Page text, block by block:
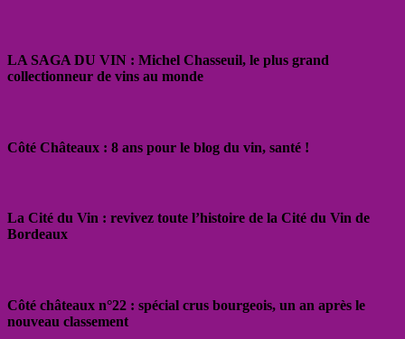
LA SAGA DU VIN : Michel Chasseuil, le plus grand
collectionneur de vins au monde
Côté Châteaux : 8 ans pour le blog du vin, santé !
La Cité du Vin : revivez toute l’histoire de la Cité du Vin de
Bordeaux
Côté châteaux n°22 : spécial crus bourgeois, un an après le
nouveau classement